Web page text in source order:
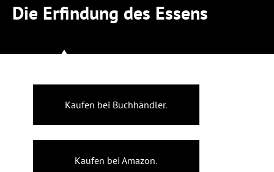
Die Erfindung des Essens
Kaufen bei Buchhändler.
Kaufen bei Amazon.